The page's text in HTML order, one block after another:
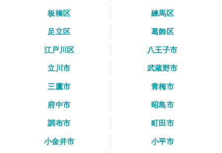
板橋区
練馬区
足立区
葛飾区
江戸川区
八王子市
立川市
武蔵野市
三鷹市
青梅市
府中市
昭島市
調布市
町田市
小金井市
小平市